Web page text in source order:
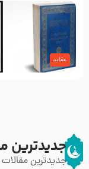
عقاید
جدیدترین
جدیدترین